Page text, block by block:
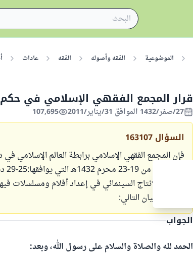
الموضوعية الفقه وأصوله الفقه عادات
قرار المجمع الفقهي الإسلامي في حكم
27/صفر/1432 الموافق 31/يناير/2011 107,695
السؤال 163107
فإن المجمع الفقهي الإسلامي برابطة العالم الإسلامي
شركات الإنتاج السينمائي في إعداد أفلام ومسلسلات
فأصدر البيان التالي:
الجواب
الحمد لله والصلاة والسلام على رسول الله، وبعد: